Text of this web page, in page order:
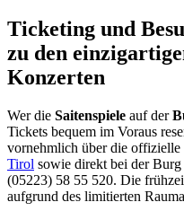
Ticketing und
zu den
Konzerten
Wer die Saitenspiele auf der
Tickets bequem im Voraus
vornehmlich über die offizielle
Tirol sowie direkt bei der
(05223) 58 55 520. Die
aufgrund des limitierten